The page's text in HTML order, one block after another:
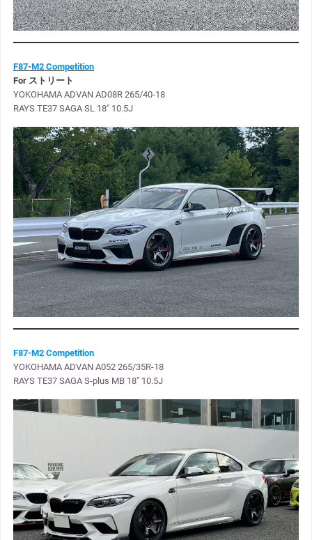
F87-M2 Competition
For ストリート
YOKOHAMA ADVAN AD08R 265/40-18
RAYS TE37 SAGA SL 18″ 10.5J
F87-M2 Competition
YOKOHAMA ADVAN A052 265/35R-18
RAYS TE37 SAGA S-plus MB 18″ 10.5J